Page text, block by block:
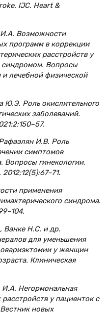
IJC. Heart &
И.А. Возможности
программ в коррекции
расстройств у
синдромом. Вопросы
лечебной физической
Роль окислительного
заболеваний.
И.В. Роль
симптомов
Вопросы гинекологии,
применения
синдрома.
Ванке Н.С. и др.
для уменьшения
у женщин
Клиническая
Негормональная
у пациенток с
новых